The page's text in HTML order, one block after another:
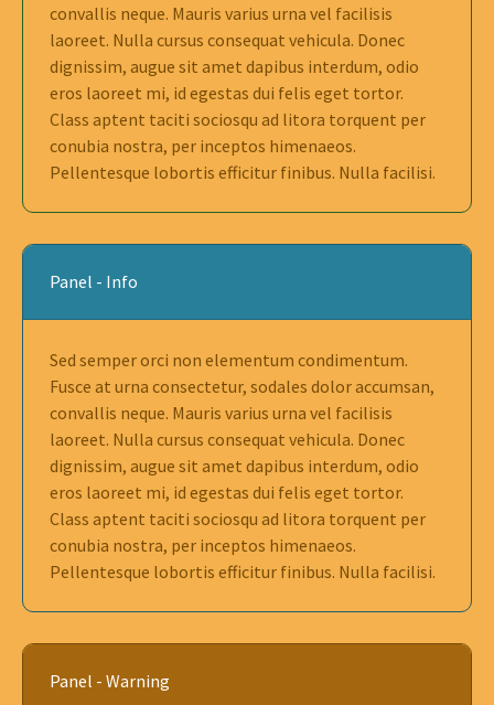
convallis neque. Mauris varius urna vel facilisis
laoreet. Nulla cursus consequat vehicula. Donec
dignissim, augue sit amet dapibus interdum, odio
eros laoreet mi, id egestas dui felis eget tortor.
Class aptent taciti sociosqu ad litora torquent per
conubia nostra, per inceptos himenaeos.
Pellentesque lobortis efficitur finibus. Nulla facilisi.
Panel - Info
Sed semper orci non elementum condimentum.
Fusce at urna consectetur, sodales dolor accumsan,
convallis neque. Mauris varius urna vel facilisis
laoreet. Nulla cursus consequat vehicula. Donec
dignissim, augue sit amet dapibus interdum, odio
eros laoreet mi, id egestas dui felis eget tortor.
Class aptent taciti sociosqu ad litora torquent per
conubia nostra, per inceptos himenaeos.
Pellentesque lobortis efficitur finibus. Nulla facilisi.
Panel - Warning